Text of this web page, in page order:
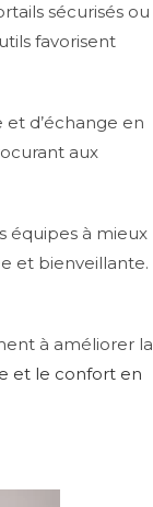
sécurisés ou
favorisent
d’échange en
aux
équipes à mieux
et bienveillante.
à améliorer la
et le confort en